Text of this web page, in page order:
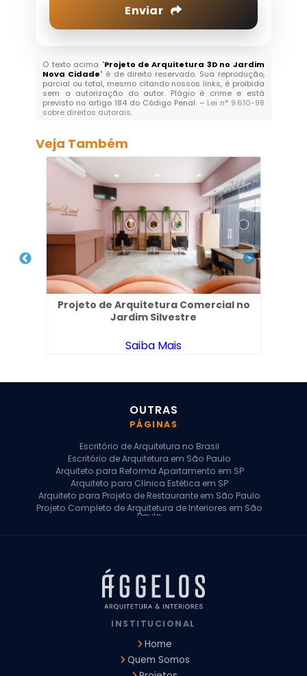
Enviar
O texto acima "Projeto de Arquitetura 3D no Jardim
Nova Cidade" é de direito reservado. Sua reprodução,
parcial ou total, mesmo citando nossos links, é proibida
sem a autorização do autor. Plágio é crime e está
previsto no artigo 184 do Código Penal. – Lei n° 9.610-98
sobre direitos autorais.
Veja Também
Projeto de Arquitetura Comercial no
Jardim Silvestre
Saiba Mais
OUTRAS
PÁGINAS
Escritório de Arquitetura no Brasil
Escritório de Arquitetura em São Paulo
Arquiteto para Reforma Apartamento em SP
Arquiteto para Clínica Estética em SP
Arquiteto para Projeto de Restaurante em São Paulo
Projeto Completo de Arquitetura de Interiores em São
Paulo
Arquiteto para Projeto Comercial em São Paulo
Arquiteto Comercial
Arquiteto para Reforma de Apartamento
Arquiteto para Reforma Residencial
Arquitetura para Reforma de Casas
Design de Interiores Apartamentos
Design de Interiores Residencial
INSTITUCIONAL
Home
Quem Somos